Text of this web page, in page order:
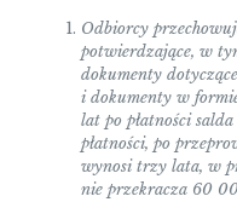
Odbiorcy
potwierdzające, w
dokumenty
i dokumenty w
lat po płatności
płatności, po
wynosi trzy lata, w
nie przekracza 60